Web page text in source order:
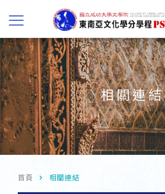
相關連結
首頁 相關連結